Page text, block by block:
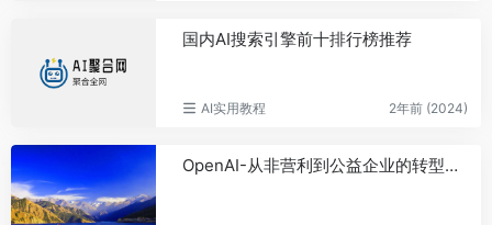
国内AI搜索引擎前十排行榜推荐
AI实用教程 2年前 (2024)
OpenAI-从非营利到公益企业的转型之路